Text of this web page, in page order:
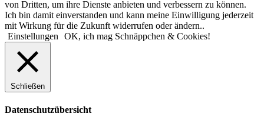
von Dritten, um ihre Dienste anbieten und verbessern zu können.
Ich bin damit einverstanden und kann meine Einwilligung jederzeit
mit Wirkung für die Zukunft widerrufen oder ändern..
Einstellungen
OK, ich mag Schnäppchen & Cookies!
Schließen
Datenschutzübersicht